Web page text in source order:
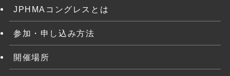
JPHMAコングレスとは
参加・申し込み方法
開催場所